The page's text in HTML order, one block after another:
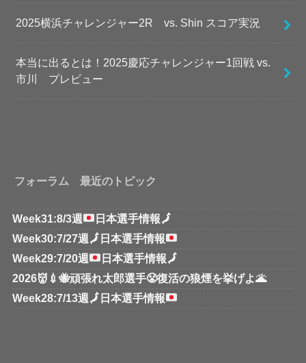
2025横浜チャレンジャー2R vs. Shin スコア実況
本当に出るとは！2025慶応チャレンジャー1回戦 vs.
市川 プレビュー
フォーラム 最近のトピック
Week31:8/3週 日本選手情報🗾
Week30:7/27週 🗾 日本選手情報
Week29:7/20週
日本選手情報🗾
2026👹💉🐝頑張れ太郎選手😤復活の狼煙を挙げよ🌋
Week28:7/13週 🗾 日本選手情報